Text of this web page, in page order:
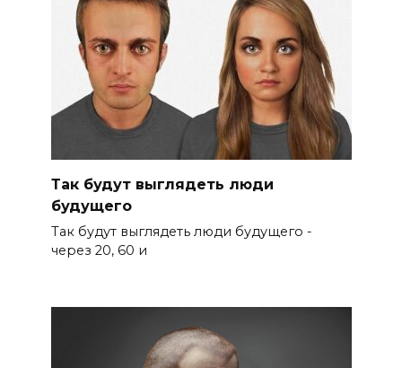
Так будут выглядеть люди
будущего
Так будут выглядеть люди будущего -
через 20, 60 и